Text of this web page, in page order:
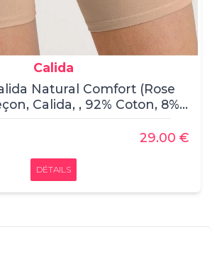
Calida
Natural Comfort (Rose
Calida, , 92% Coton, 8%
Elasthanne
29.00 €
DÉTAILS